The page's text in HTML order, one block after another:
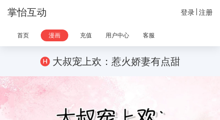
掌怡互动
首页 漫画 充值 用户中心 客服
登录 注册
大叔宠上欢：惹火娇妻有点甜